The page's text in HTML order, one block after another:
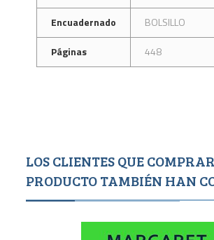
Encuadernado
BOLSILLO
Páginas
448
LOS CLIENTES QUE
PRODUCTO TAMBIÉN HAN